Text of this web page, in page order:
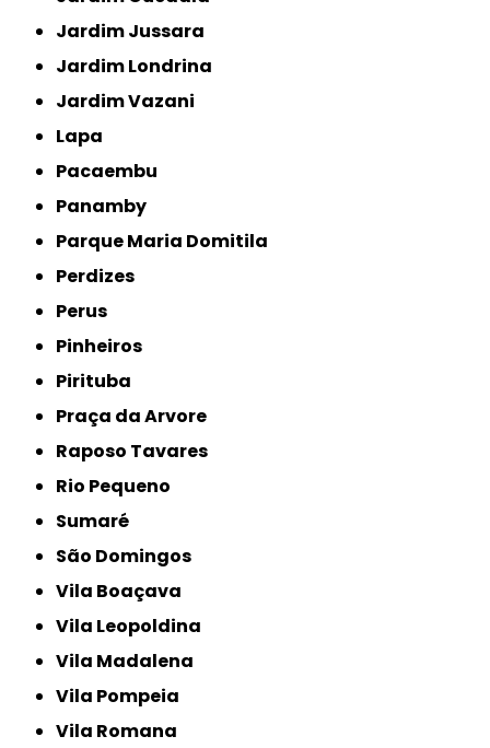
Jardim Jussara
Jardim Londrina
Jardim Vazani
Lapa
Pacaembu
Panamby
Parque Maria Domitila
Perdizes
Perus
Pinheiros
Pirituba
Praça da Arvore
Raposo Tavares
Rio Pequeno
Sumaré
São Domingos
Vila Boaçava
Vila Leopoldina
Vila Madalena
Vila Pompeia
Vila Romana